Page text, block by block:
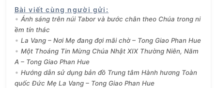
Bài viết cùng người gửi :
Ánh sáng trên núi Tabor và bước chân theo Chúa trong ni
ềm tín thác
La Vang – Nơi Mẹ đang đợi mãi chờ – Tong Giao Phan Hue
Một Thoáng Tin Mừng Chúa Nhật XIX Thường Niên, Năm
A – Tong Giao Phan Hue
Hướng dẫn sử dụng bản đồ Trung tâm Hành hương Toàn
quốc Đức Mẹ La Vang – Tong Giao Phan Hue